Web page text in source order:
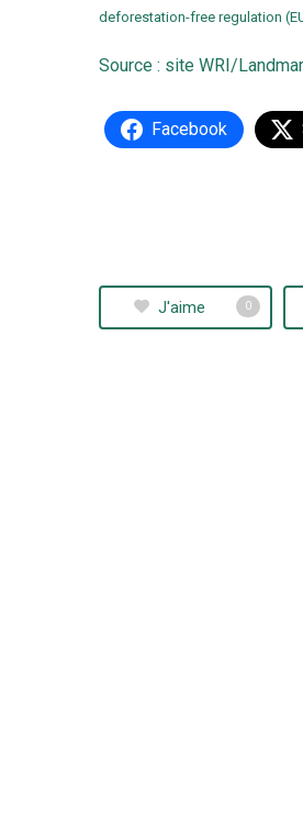
deforestation-free regulation
Source : site WRI/
Facebook
J'aime 0